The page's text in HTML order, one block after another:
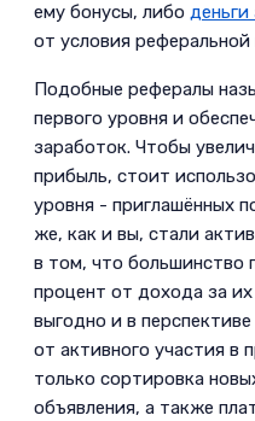
ему бонусы, либо деньги
от условия
Подобные рефералы
первого уровня и
заработок. Чтобы
прибыль, стоит
уровня - приглашённых
же, как и вы, стали
в том, что большинство
процент от дохода за
выгодно и в
от активного участия в
только сортировка
объявления, а также